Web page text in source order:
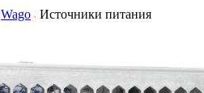
Wago Источники питания